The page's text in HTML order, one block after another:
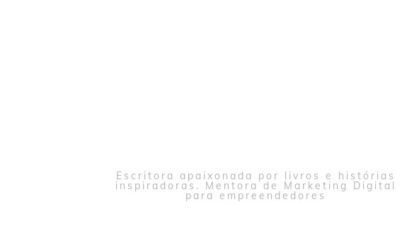
Escritora apaixonada por livros e histórias
inspiradoras. Mentora de Marketing Digital
para empreendedores